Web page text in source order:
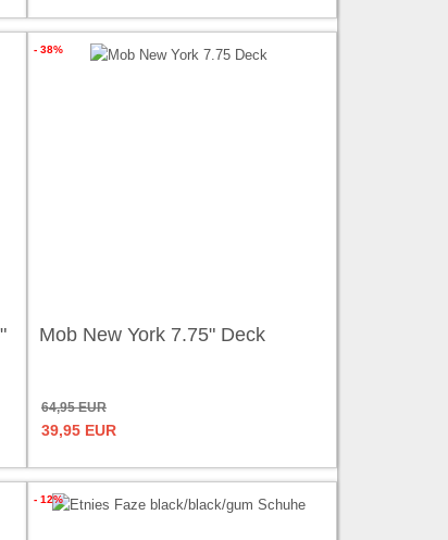
Mob New York 7.75" Deck
64,95 EUR
39,95 EUR
- 38%
- 12%